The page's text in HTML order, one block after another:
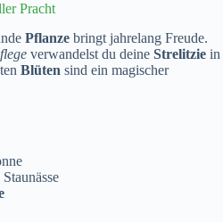
Pracht
Pflanze bringt jahrelang Freude.
verwandelst du deine Strelitzie in
Blüten sind ein magischer